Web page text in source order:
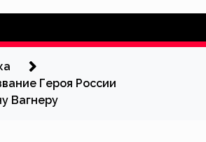
Героя России
Вагнеру